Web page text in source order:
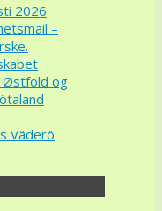
2026
–
Østfold og
Väderö